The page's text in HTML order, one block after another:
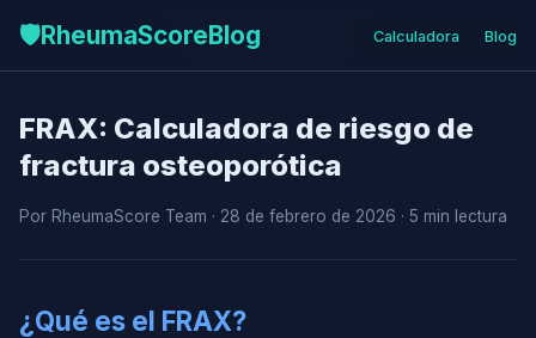
🛡️RheumaScoreBlog Calculadora Blog
FRAX: Calculadora de riesgo de
fractura osteoporótica
Por RheumaScore Team · 28 de febrero de 2026 · 5 min lectura
¿Qué es el FRAX?